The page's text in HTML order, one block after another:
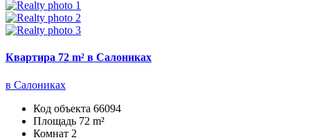
Квартира 72 m² в Салониках
в Салониках
Код объекта 66094
Площадь 72 m²
Комнат 2